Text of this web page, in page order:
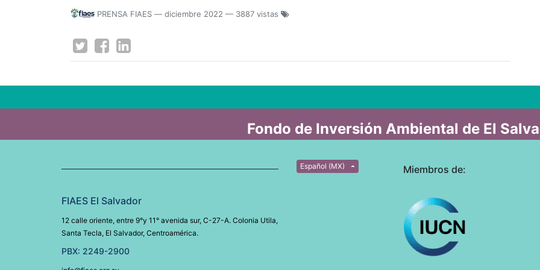
PRENSA FIAES — diciembre 2022 — 3887 vistas
Fondo de Inversión Ambiental de El
FIAES El Salvador
12 calle oriente, entre 9°y 11° avenida sur, C-27-A. Colonia Utila,
Santa Tecla, El Salvador, Centroamérica.
PBX: 2249-2900
Español (MX) Miembros de: